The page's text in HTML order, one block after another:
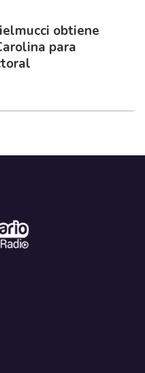
obtiene
para